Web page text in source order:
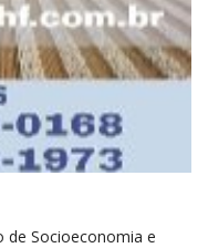
de Socioeconomia e